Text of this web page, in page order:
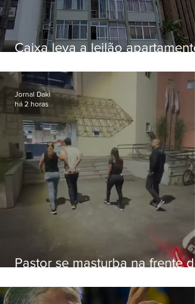
Caixa leva a leilão apartamento
Botafogo
Pastor se masturba na frente de
Jornal Daki
há 2 horas